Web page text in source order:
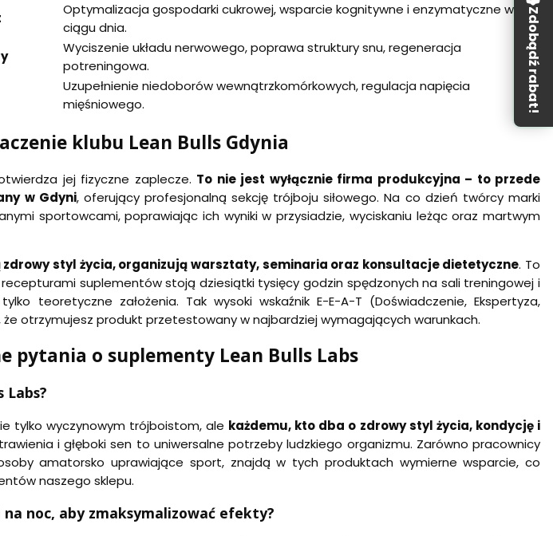
Optymalizacja gospodarki cukrowej, wsparcie kognitywne i enzymatyczne w
ciągu dnia.
Wyciszenie układu nerwowego, poprawa struktury snu, regeneracja
potreningowa.
Uzupełnienie niedoborów wewnątrzkomórkowych, regulacja napięcia
mięśniowego.
klubu Lean Bulls Gdynia
jej fizyczne zaplecze. To nie jest wyłącznie firma produkcyjna – to przede
w Gdyni, oferujący profesjonalną sekcję trójboju siłowego. Na co dzień twórcy marki
sportowcami, poprawiając ich wyniki w przysiadzie, wyciskaniu leżąc oraz martwym
styl życia, organizują warsztaty, seminaria oraz konsultacje dietetyczne. To
suplementów stoją dziesiątki tysięcy godzin spędzonych na sali treningowej i
teoretyczne założenia. Tak wysoki wskaźnik E-E-A-T (Doświadczenie, Ekspertyza,
otrzymujesz produkt przetestowany w najbardziej wymagających warunkach.
pytania o suplementy Lean Bulls Labs
Labs?
tylko wyczynowym trójboistom, ale każdemu, kto dba o zdrowy styl życia, kondycję i
i głęboki sen to uniwersalne potrzeby ludzkiego organizmu. Zarówno pracownicy
amatorsko uprawiające sport, znajdą w tych produktach wymierne wsparcie, co
naszego sklepu.
noc, aby zmaksymalizować efekty?
Zdobądź rabat!